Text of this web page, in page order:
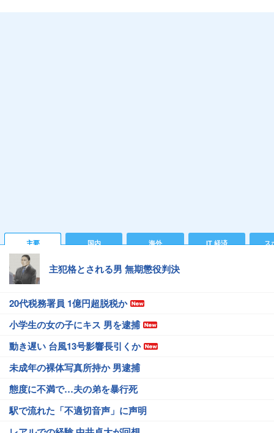
主要 国内 海外 IT 経済 ス
主犯格とされる男 無期懲役判決
20代税務署員 1億円超脱税か
小学生の女の子にキス 男を逮捕
動き遅い 台風13号影響長引くか
未成年の裸体写真所持か 男逮捕
態度に不満で…夫の弟を暴行死
駅で流れた「不適切音声」に声明